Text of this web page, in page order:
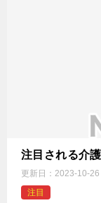
注目される介
更新日： 2023-10-26
注目